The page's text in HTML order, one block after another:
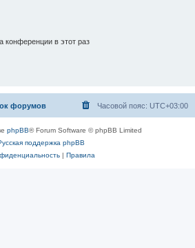
конференции в этот раз
форумов Часовой пояс: UTC+03:00
phpBB® Forum Software © phpBB Limited
поддержка phpBB
| Правила